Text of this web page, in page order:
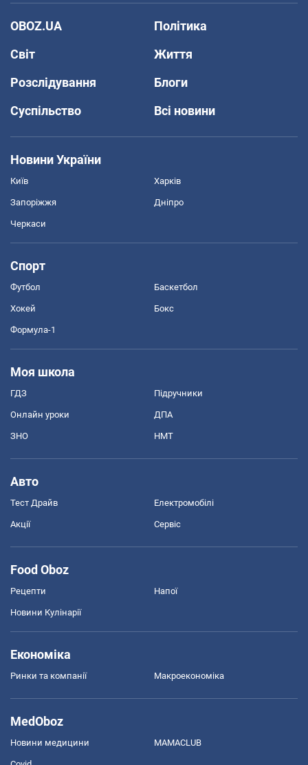
OBOZ.UA
Політика
Світ
Життя
Розслідування
Блоги
Суспільство
Всі новини
Новини України
Київ Харків
Запоріжжя Дніпро
Черкаси
Спорт
Футбол Баскетбол
Хокей Бокс
Формула-1
Моя школа
ГДЗ Підручники
Онлайн уроки ДПА
ЗНО НМТ
Авто
Тест Драйв Електромобілі
Акції Сервіс
Food Oboz
Рецепти Напої
Новини Кулінарії
Економіка
Ринки та компанії Макроекономіка
MedOboz
Новини медицини MAMACLUB